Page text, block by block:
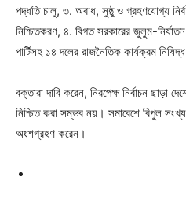
পদ্ধতি চালু, ৩. অবাধ, সুষ্ঠু ও গ্রহণযোগ্য
নিশ্চিতকরণ, ৪. বিগত সরকারের জুলুম-
পার্টিসহ ১৪ দলের রাজনৈতিক কার্যক্রম
বক্তারা দাবি করেন, নিরপেক্ষ নির্বাচন ছাড়া
নিশ্চিত করা সম্ভব নয়। সমাবেশে বিপুল
অংশগ্রহণ করেন।